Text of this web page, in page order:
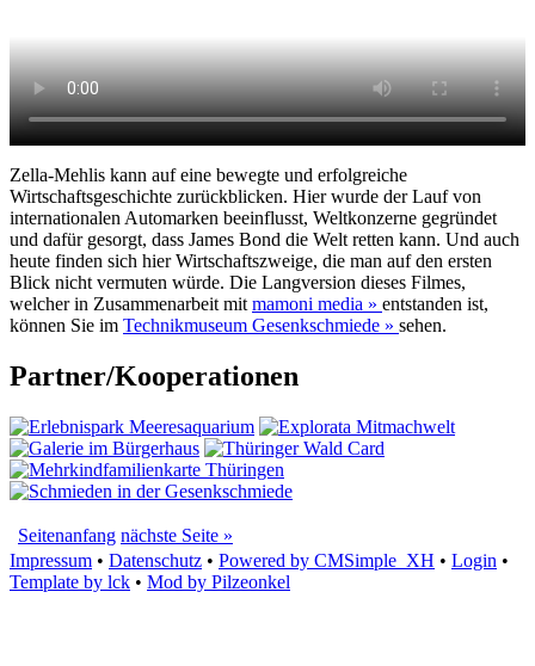
Zella-Mehlis kann auf eine bewegte und erfolgreiche
Wirtschaftsgeschichte zurückblicken. Hier wurde der Lauf von
internationalen Automarken beeinflusst, Weltkonzerne gegründet
und dafür gesorgt, dass James Bond die Welt retten kann. Und auch
heute finden sich hier Wirtschaftszweige, die man auf den ersten
Blick nicht vermuten würde. Die Langversion dieses Filmes,
welcher in Zusammenarbeit mit mamoni media » entstanden ist,
können Sie im Technikmuseum Gesenkschmiede » sehen.
Partner/Kooperationen
Seitenanfang nächste Seite »
Impressum • Datenschutz • Powered by CMSimple_XH • Login •
Template by lck • Mod by Pilzeonkel